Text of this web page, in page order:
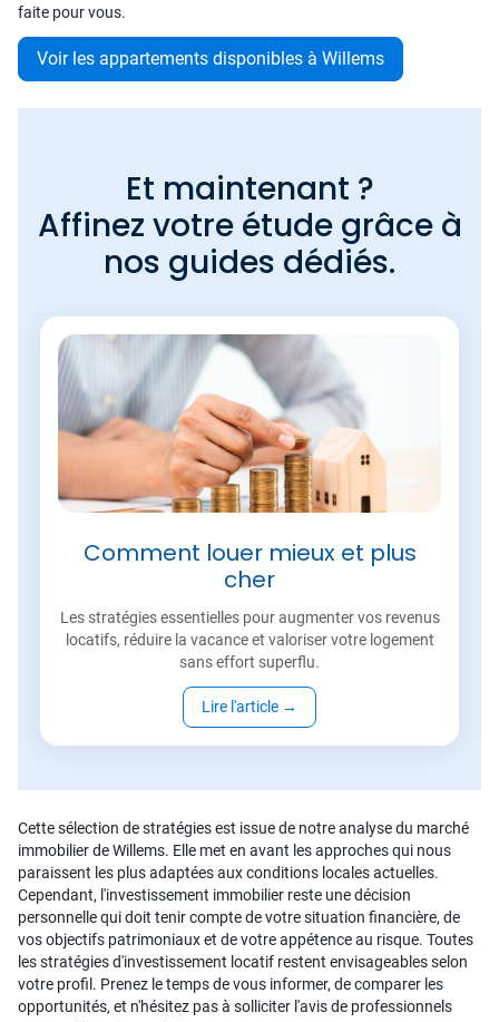
faite pour vous.
Voir les appartements disponibles à Willems
Et maintenant ?
Affinez votre étude grâce à
nos guides dédiés.
Comment louer mieux et plus
cher
Les stratégies essentielles pour augmenter vos revenus
locatifs, réduire la vacance et valoriser votre logement
sans effort superflu.
Lire l'article →
Cette sélection de stratégies est issue de notre analyse du marché
immobilier de Willems. Elle met en avant les approches qui nous
paraissent les plus adaptées aux conditions locales actuelles.
Cependant, l'investissement immobilier reste une décision
personnelle qui doit tenir compte de votre situation financière, de
vos objectifs patrimoniaux et de votre appétence au risque. Toutes
les stratégies d'investissement locatif restent envisageables selon
votre profil. Prenez le temps de vous informer, de comparer les
opportunités, et n'hésitez pas à solliciter l'avis de professionnels